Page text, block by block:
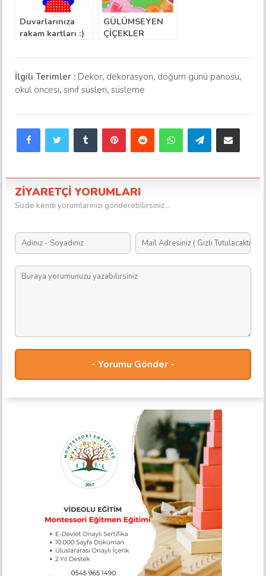
Duvarlarınıza
rakam kartları :)
GÜLÜMSEYEN
ÇİÇEKLER
İlgili Terimler : Dekor, dekorasyon, doğum günü panosu,
okul öncesi,sınıf süsleri,süsleme
FacebookTwitter Tumblr PinterestReddit WhatsAppTelegram
ZİYARETÇİ YORUMLARI
Sizde kendi yorumlarınızı gönderebilirsiniz...